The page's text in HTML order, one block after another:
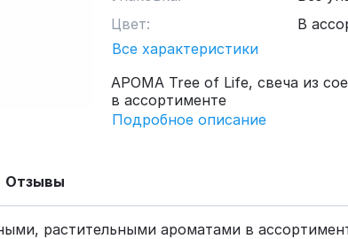
Цвет:
В
Все характеристики
АРОМА Tree of Life, свеча из
в ассортименте
Подробное описание
Отзывы
растительными ароматами в